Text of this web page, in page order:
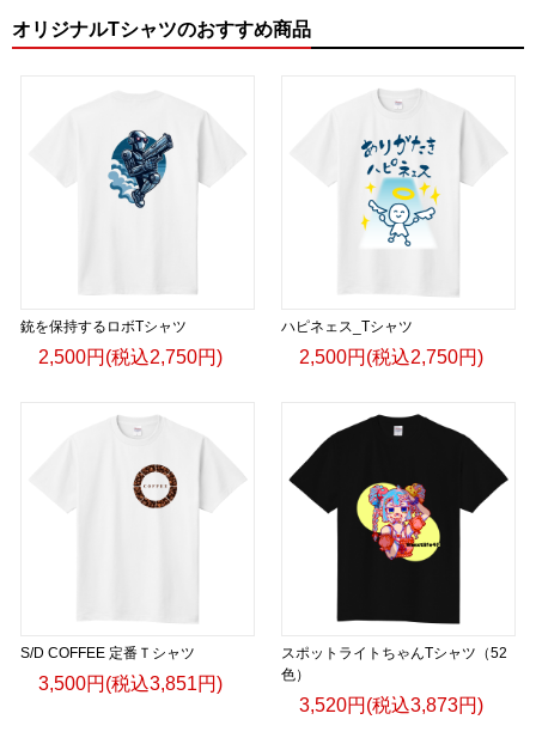
オリジナルTシャツのおすすめ商品
銃を保持するロボTシャツ
2,500円(税込2,750円)
ハピネェス_Tシャツ
2,500円(税込2,750円)
S/D COFFEE 定番Ｔシャツ
3,500円(税込3,851円)
スポットライトちゃんTシャツ（52
色）
3,520円(税込3,873円)